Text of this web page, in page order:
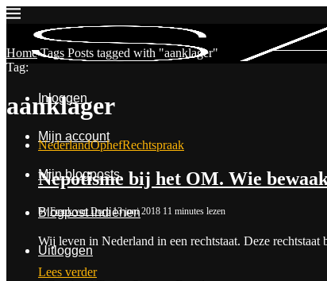
Inloggen
Mijn account
Mijn blogposts
Blogpost indienen
Uitloggen
Home Tags Posts tagged with "aanklager"
Tag:
aanklager
NederlandOphefRechtspraak
Nepotisme bij het OM. Wie
byFrank van Dorp 13 juni 2018 11 minutes lezen
Wij leven in Nederland in een rechtstaat. Deze
Lees verder